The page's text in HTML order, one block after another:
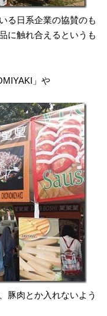
る日系企業の協賛のも
に触れ合えるというも
」や
豚肉とか入れないよう